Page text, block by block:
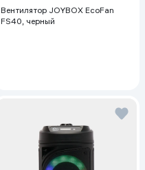
Вентилятор JOYBOX EcoFan
FS40, черный